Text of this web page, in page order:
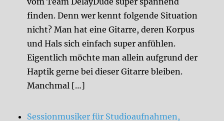
finden. Denn wer kennt folgende Situation
nicht? Man hat eine Gitarre, deren Korpus
und Hals sich einfach super anfühlen.
Eigentlich möchte man allein aufgrund der
Haptik gerne bei dieser Gitarre bleiben.
Manchmal […]
Sessionmusiker für Studioaufnahmen,